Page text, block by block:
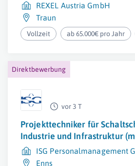
REXEL Austria GmbH
Traun
Vollzeit ab 65.000€ pro Jahr
Direktbewerbung
vor 3 T
Projekttechniker für
Industrie und Infrastruktur
ISG Personalmanagement
Enns